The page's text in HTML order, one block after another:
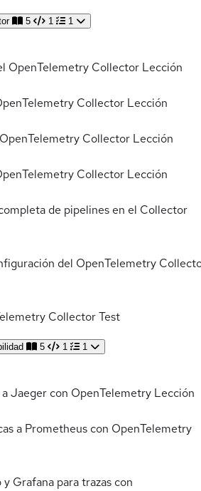
5 1 1
OpenTelemetry Collector Lección
Collector Lección
Collector Lección
Collector Lección
de pipelines en el Collector
del OpenTelemetry
CollectorTest
5 1 1
Jaeger con OpenTelemetry Lección
a Prometheus con OpenTelemetry
Grafana para trazas con